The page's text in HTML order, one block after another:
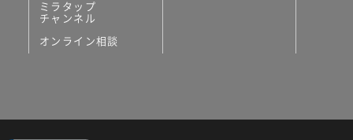
ミラタップ
チャンネル
オンライン相談